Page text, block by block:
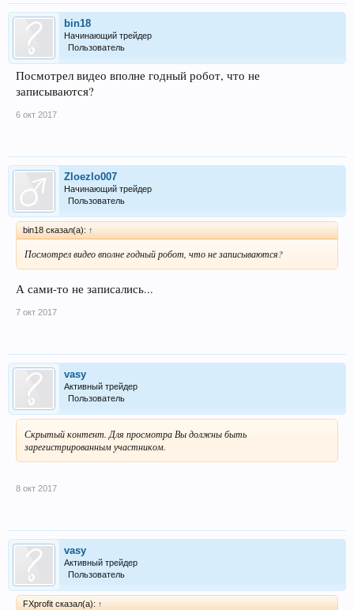
bin18
Начинающий трейдер
Пользователь
Посмотрел видео вполне годный робот, что не
записываются?
6 окт 2017
Zloezlo007
Начинающий трейдер
Пользователь
bin18 сказал(а): ↑
Посмотрел видео вполне годный робот, что не записываются?
А сами-то не записались...
7 окт 2017
vasy
Активный трейдер
Пользователь
Скрытый контент. Для просмотра Вы должны быть
зарегистрированным участником.
8 окт 2017
vasy
Активный трейдер
Пользователь
FXprofit сказал(а): ↑